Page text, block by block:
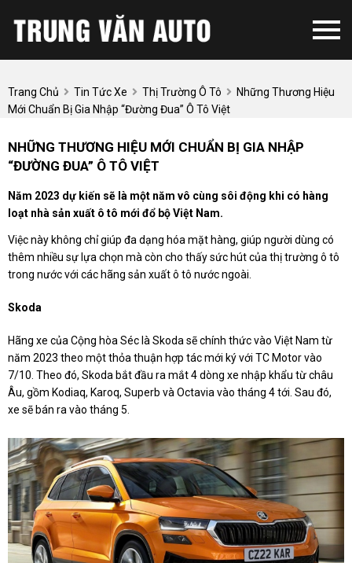
Trang Chủ Tin Tức Xe Thị Trường Ô Tô
Những Thương Hiệu
Mới Chuẩn Bị Gia Nhập “đường Đua” Ô Tô Việt
NHỮNG THƯƠNG HIỆU MỚI CHUẨN BỊ GIA NHẬP
“ĐƯỜNG ĐUA” Ô TÔ VIỆT
Năm 2023 dự kiến sẽ là một năm vô cùng sôi động khi có hàng
loạt nhà sản xuất ô tô mới đổ bộ Việt Nam.
Việc này không chỉ giúp đa dạng hóa mặt hàng, giúp người dùng có
thêm nhiều sự lựa chọn mà còn cho thấy sức hút của thị trường ô tô
trong nước với các hãng sản xuất ô tô nước ngoài.
Skoda
Hãng xe của Cộng hòa Séc là Skoda sẽ chính thức vào Việt Nam từ
năm 2023 theo một thỏa thuận hợp tác mới ký với TC Motor vào
7/10. Theo đó, Skoda bắt đầu ra mắt 4 dòng xe nhập khẩu từ châu
Âu, gồm Kodiaq, Karoq, Superb và Octavia vào tháng 4 tới. Sau đó,
xe sẽ bán ra vào tháng 5.